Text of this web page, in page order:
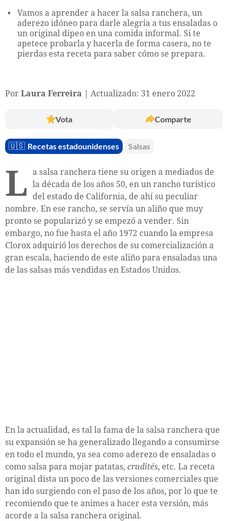
Vamos a aprender a hacer la salsa ranchera, un
aderezo idóneo para darle alegría a tus ensaladas o
un original dipeo en una comida informal. Si te
apetece probarla y hacerla de forma casera, no te
pierdas esta receta para saber cómo se prepara.
Por Laura Ferreira Actualizado: 31 enero 2022
Vota Comparte
🇺🇸 Recetas estadounidenses Salsas
L a salsa ranchera tiene su origen a mediados de
la década de los años 50, en un rancho turístico
del estado de California, de ahí su peculiar
nombre. En ese rancho, se servía un aliño que muy
pronto se popularizó y se empezó a vender. Sin
embargo, no fue hasta el año 1972 cuando la empresa
Clorox adquirió los derechos de su comercialización a
gran escala, haciendo de este aliño para ensaladas una
de las salsas más vendidas en Estados Unidos.
En la actualidad, es tal la fama de la salsa ranchera que
su expansión se ha generalizado llegando a consumirse
en todo el mundo, ya sea como aderezo de ensaladas o
como salsa para mojar patatas, crudités, etc. La receta
original dista un poco de las versiones comerciales que
han ido surgiendo con el paso de los años, por lo que te
recomiendo que te animes a hacer esta versión, más
acorde a la salsa ranchera original.